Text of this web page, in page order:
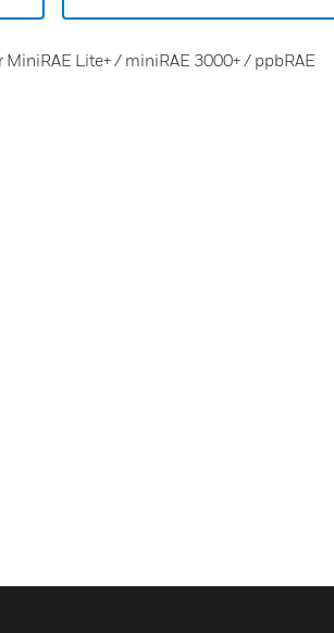
Lite+ / miniRAE 3000+ / ppbRAE